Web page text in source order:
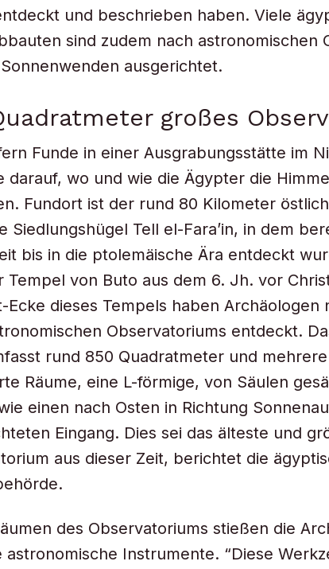
und beschrieben haben. Viele
sind zudem nach astronomischen
ausgerichtet.
großes
Funde in einer Ausgrabungsstätte im
darauf, wo und wie die Ägypter die
Fundort ist der rund 80 Kilometer
Siedlungshügel Tell el-Fara’in, in dem
bis in die ptolemäische Ära entdeckt
Tempel von Buto aus dem 6. Jh. vor
Ecke dieses Tempels haben Archäologen
Observatoriums entdeckt.
rund 850 Quadratmeter und
Räume, eine L-förmige, von Säulen
einen nach Osten in Richtung
Eingang. Dies sei das älteste und
aus dieser Zeit, berichtet die
des Observatoriums stießen die
astronomische Instrumente. “Diese